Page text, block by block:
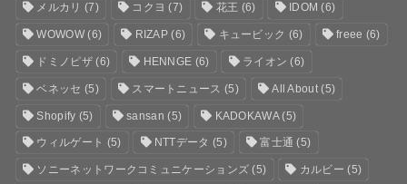
メルカリ (7) コクヨ (7) 花王 (6) IDOM (6)
WOWOW(6) RIZAP (6) キュービック (6) freee (6)
ドミノピザ(6) HENNGE (6) ライオン (6)
ベネッセ (5) スマートニュース (5) All About(5)
Shopify (5) sansan (5) KADOKAWA(5)
ウィルゲート (5) NTTデータ (5) 富士通 (5)
ソニーネットワークコミュニケーションズ (5) カルビー (5)